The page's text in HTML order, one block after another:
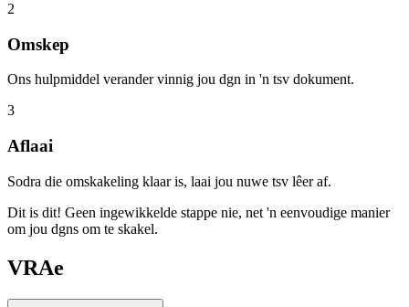
2
Omskep
Ons hulpmiddel verander vinnig jou dgn in 'n tsv dokument.
3
Aflaai
Sodra die omskakeling klaar is, laai jou nuwe tsv lêer af.
Dit is dit! Geen ingewikkelde stappe nie, net 'n eenvoudige manier
om jou dgns om te skakel.
VRAe